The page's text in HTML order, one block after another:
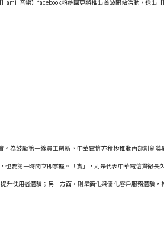
Hami 音樂】facebook粉絲團更將推出首波開站活動，送出
鼓勵第一線員工創新，中華電信亦積極推動內部創新
要第一時間立即掌握。「實」，則是代表中華電信貫徹
使用者體驗；另一方面，則是簡化與優化客戶服務體驗